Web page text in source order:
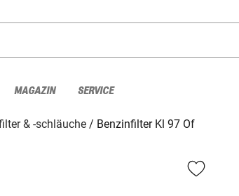
MAGAZIN SERVICE
& -schläuche
Benzinfilter Kl 97 Of